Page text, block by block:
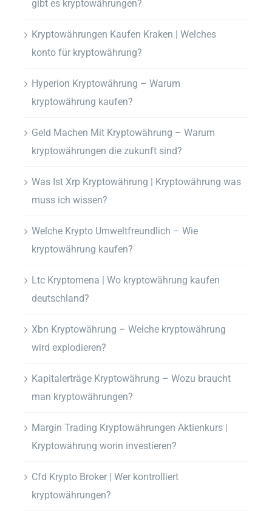
gibt es kryptowährungen?
Kryptowährungen Kaufen Kraken | Welches
konto für kryptowährung?
Hyperion Kryptowährung – Warum
kryptowährung kaufen?
Geld Machen Mit Kryptowährung – Warum
kryptowährungen die zukunft sind?
Was Ist Xrp Kryptowährung | Kryptowährung was
muss ich wissen?
Welche Krypto Umweltfreundlich – Wie
kryptowährung kaufen?
Ltc Kryptomena | Wo kryptowährung kaufen
deutschland?
Xbn Kryptowährung – Welche kryptowährung
wird explodieren?
Kapitalerträge Kryptowährung – Wozu braucht
man kryptowährungen?
Margin Trading Kryptowährungen Aktienkurs |
Kryptowährung worin investieren?
Cfd Krypto Broker | Wer kontrolliert
kryptowährungen?